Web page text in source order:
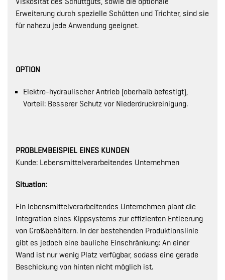
Erweiterung durch spezielle Schütten und Trichter, sind sie
für nahezu jede Anwendung geeignet.
OPTION
Elektro-hydraulischer Antrieb (oberhalb befestigt),
Vorteil: Besserer Schutz vor Niederdruckreinigung.
PROBLEMBEISPIEL EINES KUNDEN
Kunde: Lebensmittelverarbeitendes Unternehmen
Situation:
Ein lebensmittelverarbeitendes Unternehmen plant die
Integration eines Kippsystems zur effizienten Entleerung
von Großbehältern. In der bestehenden Produktionslinie
gibt es jedoch eine bauliche Einschränkung: An einer
Wand ist nur wenig Platz verfügbar, sodass eine gerade
Beschickung von hinten nicht möglich ist.